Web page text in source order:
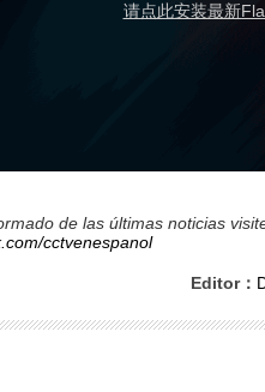
请点此安装最新
de las últimas noticias
cctvenespanol
Editor：